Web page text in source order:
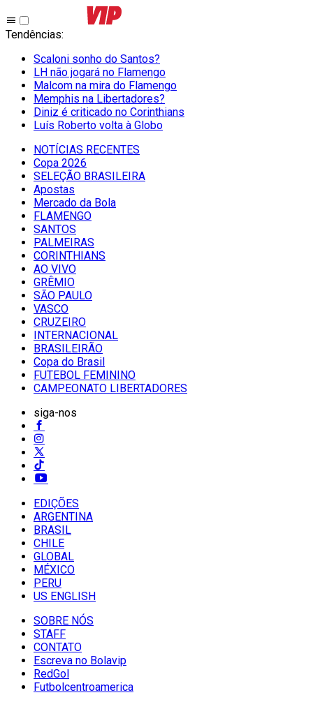
Tendências:
Scaloni sonho do Santos?
LH não jogará no Flamengo
Malcom na mira do Flamengo
Memphis na Libertadores?
Diniz é criticado no Corinthians
Luís Roberto volta à Globo
NOTÍCIAS RECENTES
Copa 2026
SELEÇÃO BRASILEIRA
Apostas
Mercado da Bola
FLAMENGO
SANTOS
PALMEIRAS
CORINTHIANS
AO VIVO
GRÊMIO
SĀO PAULO
VASCO
CRUZEIRO
INTERNACIONAL
BRASILEIRÃO
Copa do Brasil
FUTEBOL FEMININO
CAMPEONATO LIBERTADORES
siga-nos
EDIÇÕES
ARGENTINA
BRASIL
CHILE
GLOBAL
MÉXICO
PERU
US ENGLISH
SOBRE NÓS
STAFF
CONTATO
Escreva no Bolavip
RedGol
Futbolcentroamerica